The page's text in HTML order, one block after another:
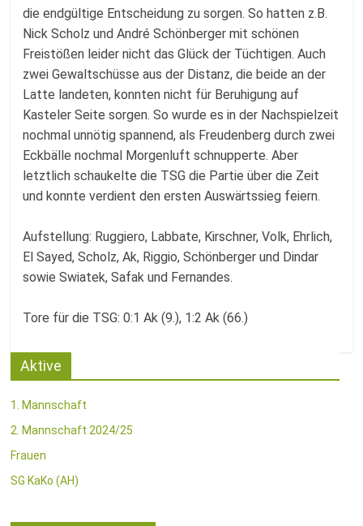
die endgültige Entscheidung zu sorgen. So hatten z.B.
Nick Scholz und André Schönberger mit schönen
Freistößen leider nicht das Glück der Tüchtigen. Auch
zwei Gewaltschüsse aus der Distanz, die beide an der
Latte landeten, konnten nicht für Beruhigung auf
Kasteler Seite sorgen. So wurde es in der Nachspielzeit
nochmal unnötig spannend, als Freudenberg durch zwei
Eckbälle nochmal Morgenluft schnupperte. Aber
letztlich schaukelte die TSG die Partie über die Zeit
und konnte verdient den ersten Auswärtssieg feiern.
Aufstellung: Ruggiero, Labbate, Kirschner, Volk, Ehrlich,
El Sayed, Scholz, Ak, Riggio, Schönberger und Dindar
sowie Swiatek, Safak und Fernandes.
Tore für die TSG: 0:1 Ak (9.), 1:2 Ak (66.)
Aktive
1. Mannschaft
2. Mannschaft 2024/25
Frauen
SG KaKo (AH)